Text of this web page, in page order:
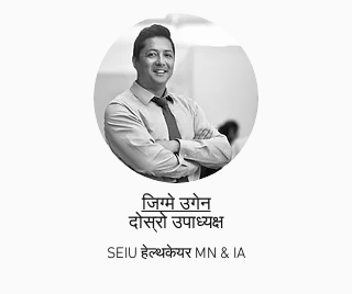
जिग्मे उगेन
दोस्रो उपाध्यक्ष
SEIU हेल्थकेयर MN & IA